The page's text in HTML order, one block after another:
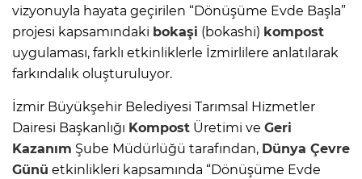
vizyonuyla hayata geçirilen “Dönüşüme Evde Başla”
projesi kapsamındaki bokaşi (bokashi) kompost
uygulaması, farklı etkinliklerle İzmirlilere anlatılarak
farkındalık oluşturuluyor.
İzmir Büyükşehir Belediyesi Tarımsal Hizmetler
Dairesi Başkanlığı Kompost Üretimi ve Geri
Kazanım Şube Müdürlüğü tarafından, Dünya Çevre
Günü etkinlikleri kapsamında “Dönüşüme Evde